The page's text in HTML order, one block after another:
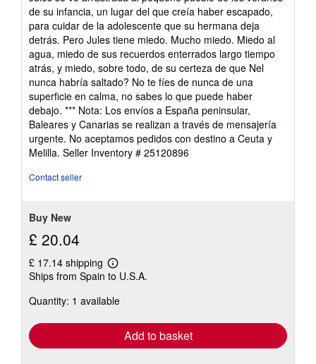
de su infancia, un lugar del que creía haber escapado,
para cuidar de la adolescente que su hermana deja
detrás. Pero Jules tiene miedo. Mucho miedo. Miedo al
agua, miedo de sus recuerdos enterrados largo tiempo
atrás, y miedo, sobre todo, de su certeza de que Nel
nunca habría saltado? No te fíes de nunca de una
superficie en calma, no sabes lo que puede haber
debajo. *** Nota: Los envíos a España peninsular,
Baleares y Canarias se realizan a través de mensajería
urgente. No aceptamos pedidos con destino a Ceuta y
Melilla. Seller Inventory # 25120896
Contact seller
Buy New
£ 20.04
£ 17.14 shipping
Learn
more
shipping
Ships from Spain to U.S.A.
Quantity: 1 available
Add to basket